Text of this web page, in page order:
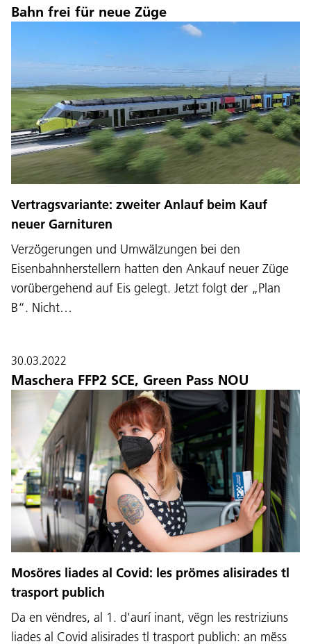
Bahn frei für neue Züge
Vertragsvariante: zweiter Anlauf beim Kauf
neuer Garnituren
Verzögerungen und Umwälzungen bei den
Eisenbahnherstellern hatten den Ankauf neuer Züge
vorübergehend auf Eis gelegt. Jetzt folgt der „Plan
B“. Nicht…
30.03.2022
Maschera FFP2 SCE, Green Pass NOU
Mosöres liades al Covid: les prömes alisirades tl
trasport publich
Da en vëndres, al 1. d'aurí inant, vëgn les restriziuns
liades al Covid alisirades tl trasport publich: an mëss